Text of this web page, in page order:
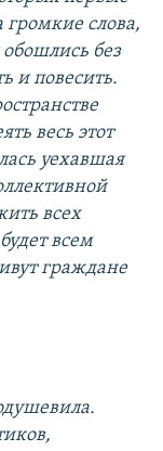
слова,
без
и повесить.
весь этот
уехавшая
всех
всем
граждане